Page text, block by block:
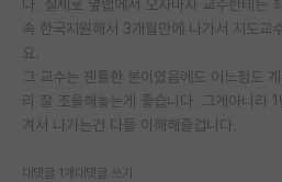
다. 실제로 옆랩에서 오자마자 교수한테는
속 한국지원해서 3개월만에 나가서 지도교
요.
그 교수는 젠틀한 분이였음에도 어느정도
리 잘 조율해놓는게 좋습니다. 그게아니라
겨서 나가는건 다들 이해해줄겁니다.
대댓글 1개 대댓글 쓰기